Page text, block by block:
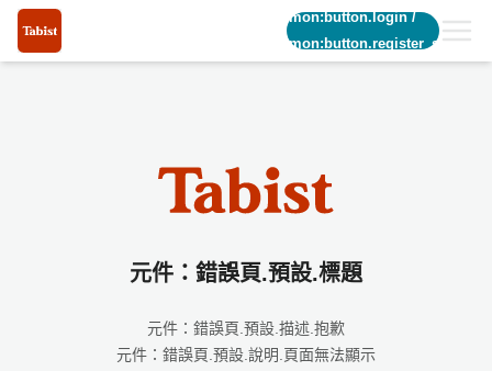
common:button.login/
common:button.register_short
元件：錯誤頁.預設.標題
元件：錯誤頁.預設.描述.抱歉
元件：錯誤頁.預設.說明.頁面無法顯示